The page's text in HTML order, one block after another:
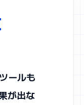
ールも
が出な